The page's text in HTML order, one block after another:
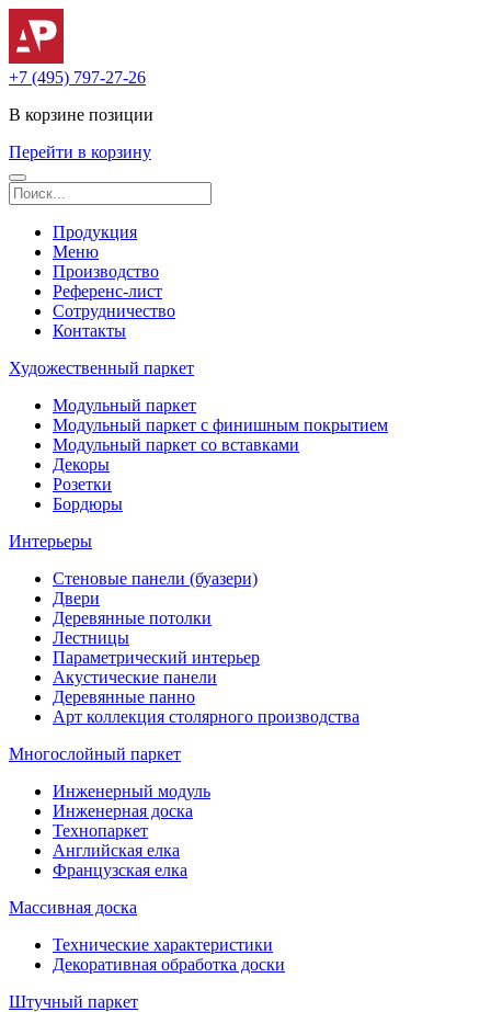
+7 (495) 797-27-26
В корзине позиции
Перейти в корзину
Продукция
Меню
Производство
Референс-лист
Сотрудничество
Контакты
Художественный паркет
Модульный паркет
Модульный паркет с финишным покрытием
Модульный паркет со вставками
Декоры
Розетки
Бордюры
Интерьеры
Стеновые панели (буазери)
Двери
Деревянные потолки
Лестницы
Параметрический интерьер
Акустические панели
Деревянные панно
Арт коллекция столярного производства
Многослойный паркет
Инженерный модуль
Инженерная доска
Технопаркет
Английская елка
Французская елка
Массивная доска
Технические характеристики
Декоративная обработка доски
Штучный паркет